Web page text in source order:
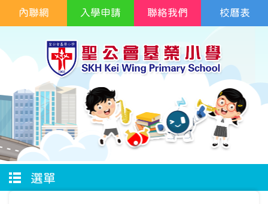
校曆表
內聯網 入學申請 聯絡我們
選單